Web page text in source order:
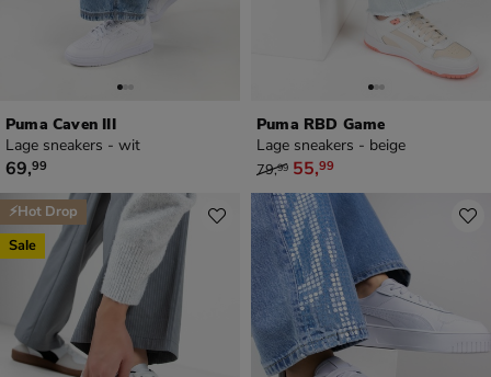
Puma Caven III
Lage sneakers - wit
€ 69,99
69,99
Puma RBD Game
Lage sneakers - beige
van € 79,99 voor € 55,99
79,99 55,99
⚡Hot Drop
Sale